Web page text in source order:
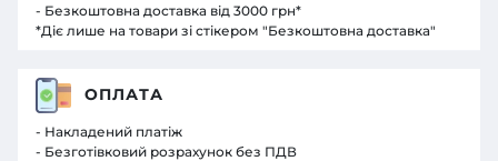
- Безкоштовна доставка від 3000 грн*
*Діє лише на товари зі стікером "Безкоштовна доставка"
ОПЛАТА
- Накладений платіж
- Безготівковий розрахунок без ПДВ